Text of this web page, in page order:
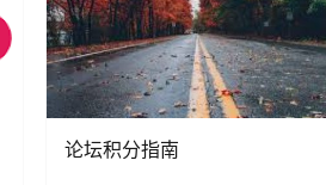
论坛积分指南